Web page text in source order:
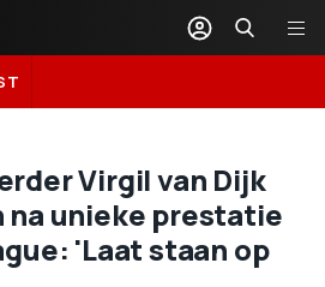
Virgil van Dijk
na unieke prestatie
'Laat staan op